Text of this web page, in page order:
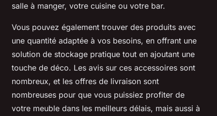
salle à manger, votre cuisine ou votre bar.
Vous pouvez également trouver des produits avec
une quantité adaptée à vos besoins, en offrant une
solution de stockage pratique tout en ajoutant une
touche de déco. Les avis sur ces accessoires sont
nombreux, et les offres de livraison sont
nombreuses pour que vous puissiez profiter de
votre meuble dans les meilleurs délais, mais aussi à